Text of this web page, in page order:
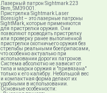
Лазерный патрон Sightmark 223
Rem, SM39001.
Пристрелка Sightmark Laser
Boresight – это лазерные патроны
SightMark, которые применяются
для пристрелки оружия. Они
позволяют проводить пристрелку
или проверку ранее выполненной
пристрелки охотничьего оружия без
стрельбы реальными боеприпасами,
что особенно актуально при
использовании дорогих патронов.
Система абсолютно не зависит от
типа и марки оружия и "привязана"
только к его калибру. Небольшой вес
и компактная форма делают их
удобными в использовании.
Основные особенности: